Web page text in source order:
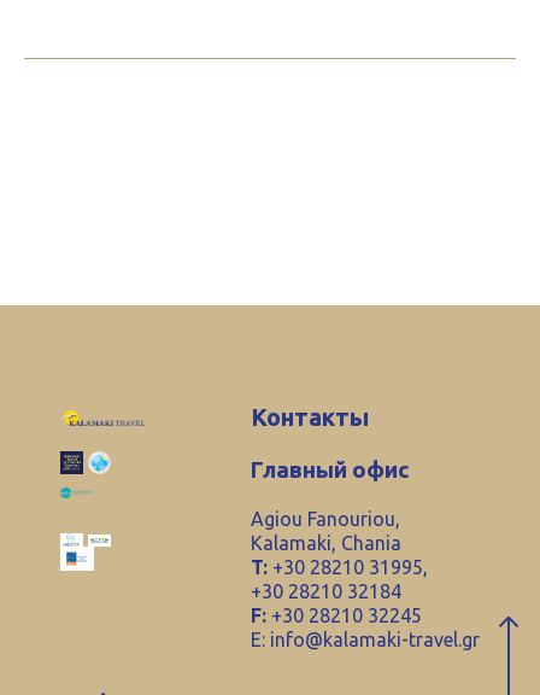
Контакты
Главный офис
Agiou Fanouriou,
Kalamaki, Chania
T: +30 28210 31995,
+30 28210 32184
F: +30 28210 32245
E: info@kalamaki-travel.gr